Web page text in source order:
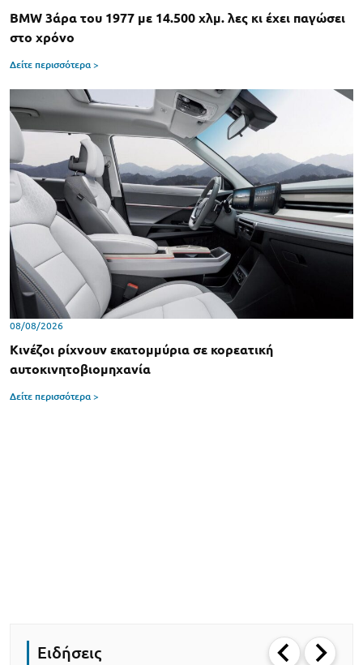
BMW 3άρα του 1977 με 14.500 χλμ. λες κι έχει παγώσει
στο χρόνο
Δείτε περισσότερα >
08/08/2026
Κινέζοι ρίχνουν εκατομμύρια σε κορεατική
αυτοκινητοβιομηχανία
Δείτε περισσότερα >
Ειδήσεις